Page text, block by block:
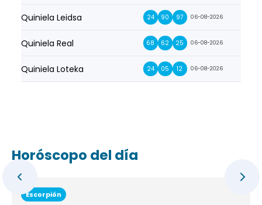
Quiniela Leidsa 24 90 97 06-08-2026
Quiniela Real 68 62 25 06-08-2026
Quiniela Loteka 24 05 12 06-08-2026
Horóscopo del día
Escorpión